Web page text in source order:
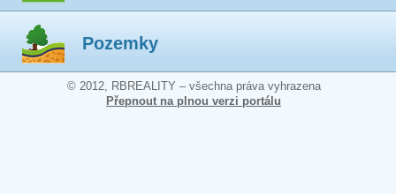
Pozemky
© 2012, RBREALITY – všechna práva vyhrazena
Přepnout na plnou verzi portálu